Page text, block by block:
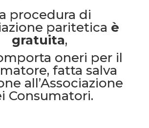
procedura di
paritetica è
gratuita,
oneri per il
fatta salva
all’Associazione
Consumatori.